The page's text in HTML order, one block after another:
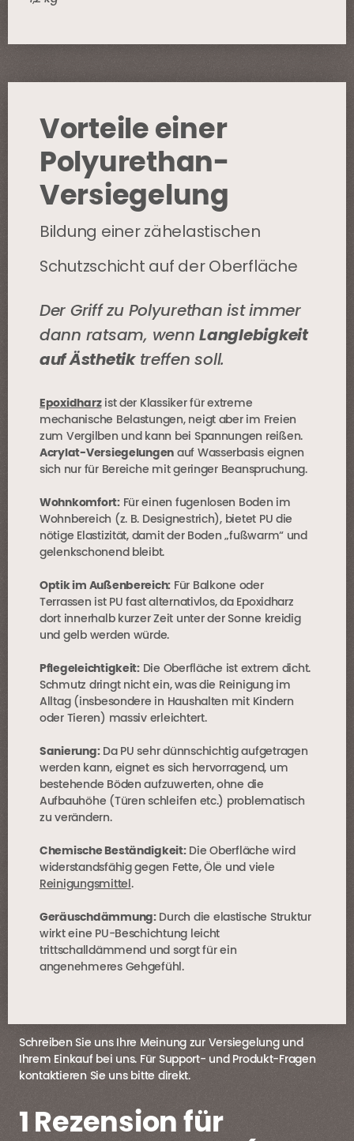
Vorteile einer
Polyurethan-
Versiegelung
Bildung einer zähelastischen
Schutzschicht auf der Oberfläche
Der Griff zu Polyurethan ist immer
dann ratsam, wennLanglebigkeit
auf Ästhetiktreffen soll.
Epoxidharzist der Klassiker für extreme
mechanische Belastungen, neigt aber im Freien
zum Vergilben und kann bei Spannungen reißen.
Acrylat-Versiegelungen auf Wasserbasis eignen
sich nur für Bereiche mit geringer Beanspruchung.
Wohnkomfort:Für einen fugenlosen Boden im
Wohnbereich (z. B. Designestrich), bietet PU die
nötige Elastizität, damit der Boden „fußwarm“ und
gelenkschonend bleibt.
Optik im Außenbereich: Für Balkone oder
Terrassen ist PU fast alternativlos, da Epoxidharz
dort innerhalb kurzer Zeit unter der Sonne kreidig
und gelb werden würde.
Pflegeleichtigkeit:Die Oberfläche ist extrem dicht.
Schmutz dringt nicht ein, was die Reinigung im
Alltag (insbesondere in Haushalten mit Kindern
oder Tieren) massiv erleichtert.
Sanierung:Da PU sehr dünnschichtig aufgetragen
werden kann, eignet es sich hervorragend, um
bestehende Böden aufzuwerten, ohne die
Aufbauhöhe (Türen schleifen etc.) problematisch
zu verändern.
Chemische Beständigkeit:Die Oberfläche wird
widerstandsfähig gegen Fette, Öle und viele
Reinigungsmittel .
Geräuschdämmung:Durch die elastische Struktur
wirkt eine PU-Beschichtung leicht
trittschalldämmend und sorgt für ein
angenehmeres Gehgefühl.
Schreiben Sie uns Ihre Meinung zur Versiegelung und
Ihrem Einkauf bei uns. Für Support- und Produkt-Fragen
kontaktieren Sie uns bitte direkt.
1 Rezension für